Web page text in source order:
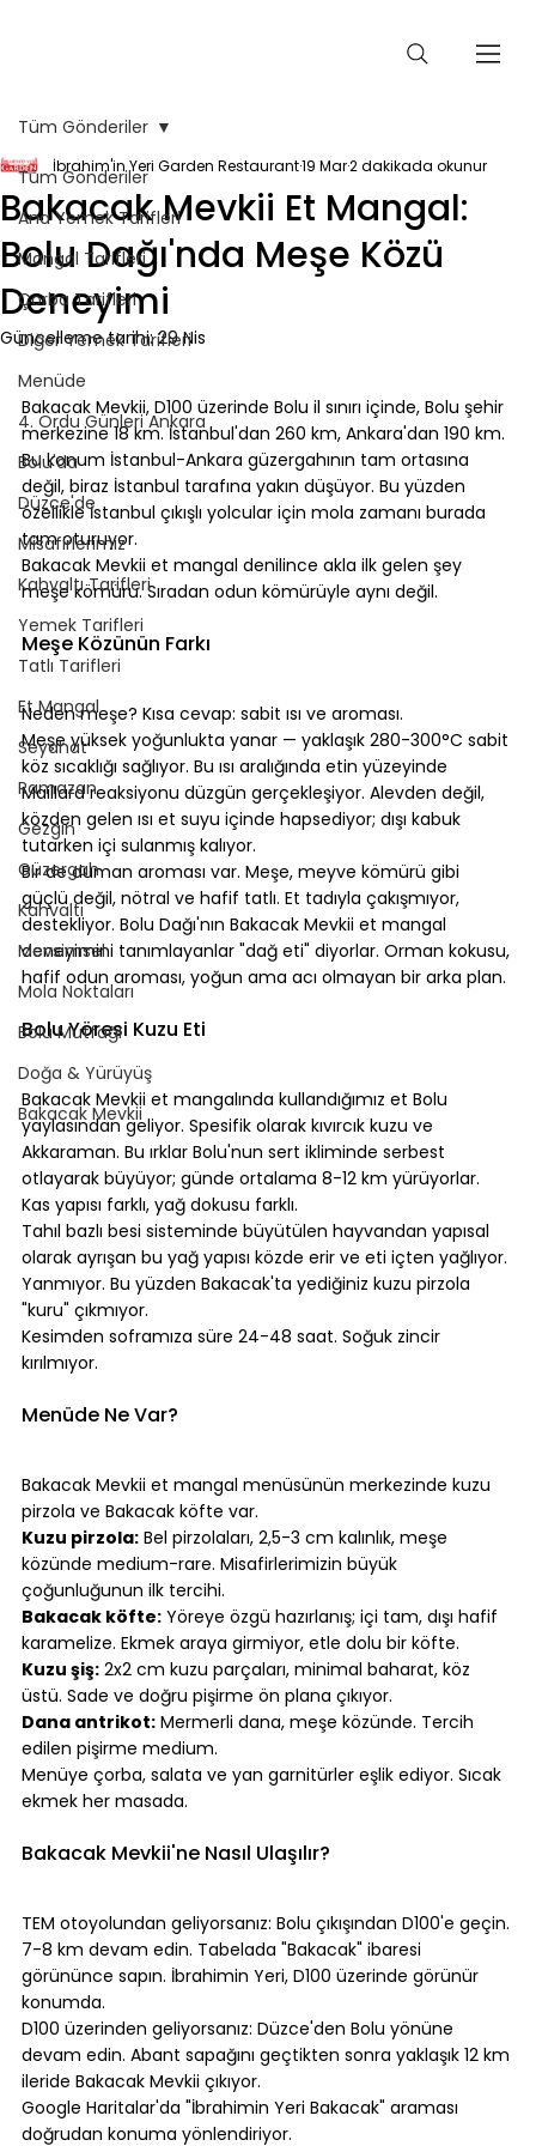
Tüm Gönderiler
Ana Yemek Tarifleri
Mangal Tarifleri
Çorba Tarifleri
Diğer Yemek Tarifleri
Menüde
4. Ordu Günleri Ankara
Bolu'da
Düzce'de
Misafirlerimiz
Kahvaltı Tarifleri
Yemek Tarifleri
Tatlı Tarifleri
Et Mangal
Seyahat
Ramazan
Gezgin
Güzergah
Kahvaltı
Mevsimsel
Mola Noktaları
Bolu Mutfağı
Doğa & Yürüyüş
Bakacak Mevkii
Tüm Gönderiler
Bakacak Mevkii Et Mangal:
Bolu Dağı'nda Meşe Közü
Deneyimi
İbrahim'in Yeri Garden Restaurant19 Mar2 dakikada okunur
Güncelleme tarihi:29 Nis
⠀
Bakacak Mevkii, D100 üzerinde Bolu il sınırı içinde, Bolu şehir
merkezine 18 km. İstanbul'dan 260 km, Ankara'dan 190 km.
Bu konum İstanbul-Ankara güzergahının tam ortasına
değil, biraz İstanbul tarafına yakın düşüyor. Bu yüzden
özellikle İstanbul çıkışlı yolcular için mola zamanı burada
tam oturuyor.
Bakacak Mevkii et mangal denilince akla ilk gelen şey
meşe kömürü. Sıradan odun kömürüyle aynı değil.
⠀
Meşe Közünün Farkı
Neden meşe? Kısa cevap: sabit ısı ve aroması.
Meşe yüksek yoğunlukta yanar — yaklaşık 280-300°C sabit
köz sıcaklığı sağlıyor. Bu ısı aralığında etin yüzeyinde
Maillard reaksiyonu düzgün gerçekleşiyor. Alevden değil,
közden gelen ısı et suyu içinde hapsediyor; dışı kabuk
tutarken içi sulanmış kalıyor.
Bir de duman aroması var. Meşe, meyve kömürü gibi
güçlü değil, nötral ve hafif tatlı. Et tadıyla çakışmıyor,
destekliyor. Bolu Dağı'nın Bakacak Mevkii et mangal
deneyimini tanımlayanlar "dağ eti" diyorlar. Orman kokusu,
hafif odun aroması, yoğun ama acı olmayan bir arka plan.
⠀
Bolu Yöresi Kuzu Eti
⠀
Bakacak Mevkii et mangalında kullandığımız et Bolu
yaylasından geliyor. Spesifik olarak kıvırcık kuzu ve
Akkaraman. Bu ırklar Bolu'nun sert ikliminde serbest
otlayarak büyüyor; günde ortalama 8-12 km yürüyorlar.
Kas yapısı farklı, yağ dokusu farklı.
Tahıl bazlı besi sisteminde büyütülen hayvandan yapısal
olarak ayrışan bu yağ yapısı közde erir ve eti içten yağlıyor.
Yanmıyor. Bu yüzden Bakacak'ta yediğiniz kuzu pirzola
"kuru" çıkmıyor.
Kesimden soframıza süre 24-48 saat. Soğuk zincir
kırılmıyor.
Menüde Ne Var?
Bakacak Mevkii et mangal menüsünün merkezinde kuzu
pirzola ve Bakacak köfte var.
Kuzu pirzola: Bel pirzolaları, 2,5-3 cm kalınlık, meşe
közünde medium-rare. Misafirlerimizin büyük
çoğunluğunun ilk tercihi.
Bakacak köfte: Yöreye özgü hazırlanış; içi tam, dışı hafif
karamelize. Ekmek araya girmiyor, etle dolu bir köfte.
Kuzu şiş: 2x2 cm kuzu parçaları, minimal baharat, köz
üstü. Sade ve doğru pişirme ön plana çıkıyor.
Dana antrikot: Mermerli dana, meşe közünde. Tercih
edilen pişirme medium.
Menüye çorba, salata ve yan garnitürler eşlik ediyor. Sıcak
ekmek her masada.
Bakacak Mevkii'ne Nasıl Ulaşılır?
TEM otoyolundan geliyorsanız: Bolu çıkışından D100'e geçin.
7-8 km devam edin. Tabelada "Bakacak" ibaresi
görününce sapın. İbrahimin Yeri, D100 üzerinde görünür
konumda.
D100 üzerinden geliyorsanız: Düzce'den Bolu yönüne
devam edin. Abant sapağını geçtikten sonra yaklaşık 12 km
ileride Bakacak Mevkii çıkıyor.
Google Haritalar'da "İbrahimin Yeri Bakacak" araması
doğrudan konuma yönlendiriyor.